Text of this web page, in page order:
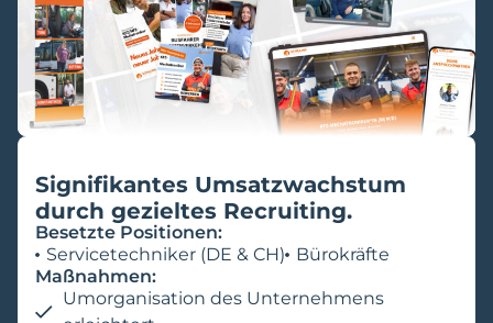
Signifikantes Umsatzwachstum
durch gezieltes Recruiting.
Besetzte Positionen:
Servicetechniker (DE & CH)
Bürokräfte
Maßnahmen:
Umorganisation des Unternehmens